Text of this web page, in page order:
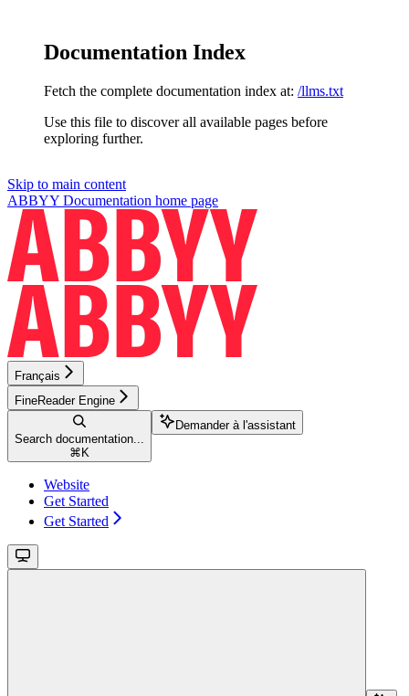
Documentation Index
Fetch the complete documentation index at: /llms.txt
Use this file to discover all available pages before
exploring further.
Skip to main content
ABBYY Documentation home page
Français
FineReader Engine
Search documentation...
⌘ K
Demander à l'assistant
Website
Get Started
Get Started